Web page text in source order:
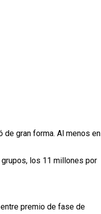
de gran forma. Al menos en
los 11 millones por
premio de fase de